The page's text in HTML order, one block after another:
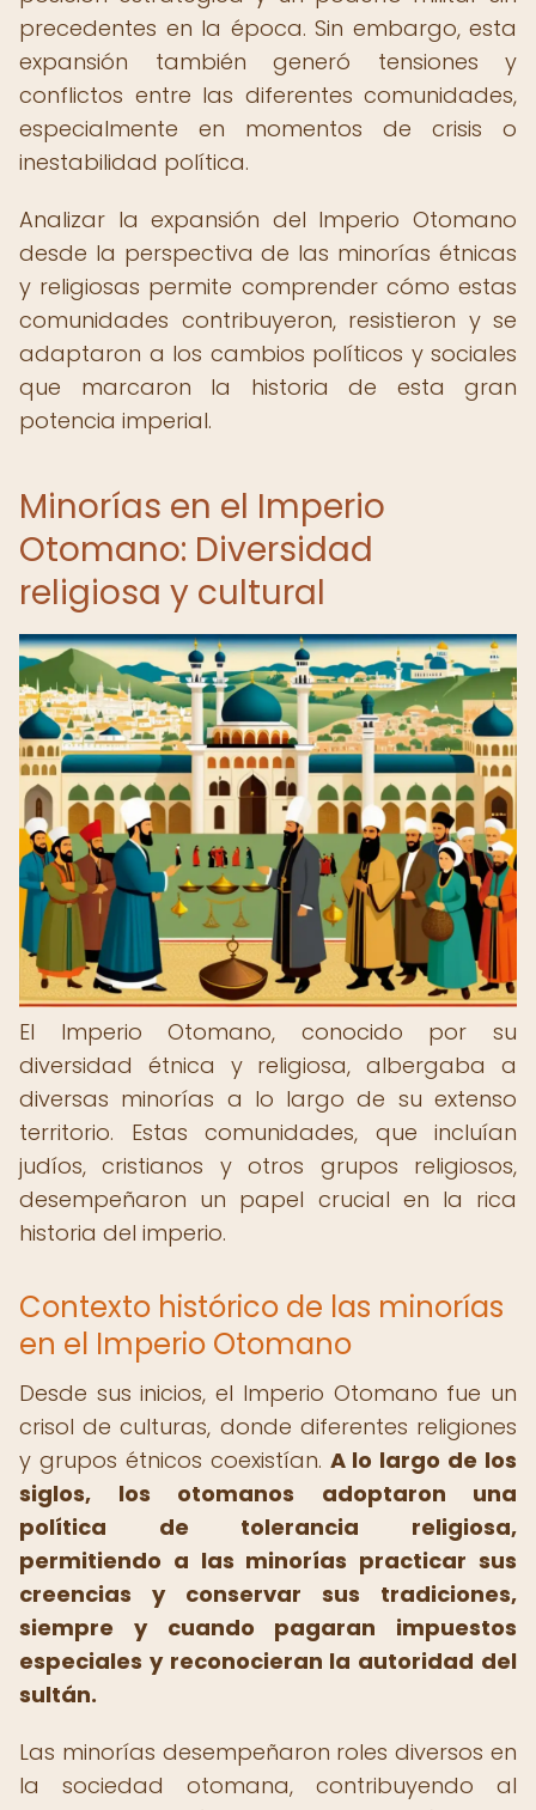
precedentes en la época. Sin embargo, esta
expansión también generó tensiones y
conflictos entre las diferentes comunidades,
especialmente en momentos de crisis o
inestabilidad política.
Analizar la expansión del Imperio Otomano
desde la perspectiva de las minorías étnicas
y religiosas permite comprender cómo estas
comunidades contribuyeron, resistieron y se
adaptaron a los cambios políticos y sociales
que marcaron la historia de esta gran
potencia imperial.
Minorías en el Imperio
Otomano: Diversidad
religiosa y cultural
El Imperio Otomano, conocido por su
diversidad étnica y religiosa, albergaba a
diversas minorías a lo largo de su extenso
territorio. Estas comunidades, que incluían
judíos, cristianos y otros grupos religiosos,
desempeñaron un papel crucial en la rica
historia del imperio.
Contexto histórico de las minorías
en el Imperio Otomano
Desde sus inicios, el Imperio Otomano fue un
crisol de culturas, donde diferentes religiones
y grupos étnicos coexistían. A lo largo de los
siglos, los otomanos adoptaron una
política de tolerancia religiosa,
permitiendo a las minorías practicar sus
creencias y conservar sus tradiciones,
siempre y cuando pagaran impuestos
especiales y reconocieran la autoridad del
sultán.
Las minorías desempeñaron roles diversos en
la sociedad otomana, contribuyendo al